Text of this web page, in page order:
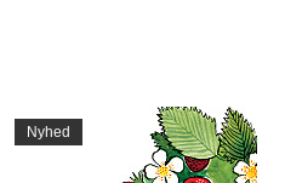
Nyhed